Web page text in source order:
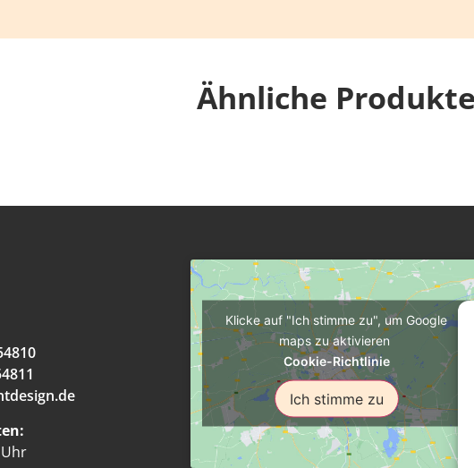
Ähnliche Produkte
Uhr
Klicke auf "Ich stimme zu", um Google
maps zu aktivieren
Cookie-Richtlinie
Ich stimme zu